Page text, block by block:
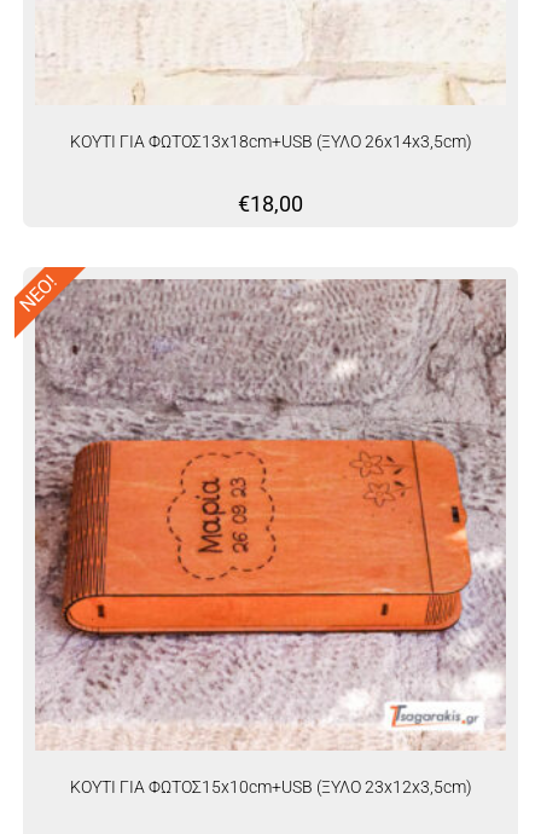
ΚΟΥΤΙ ΓΙΑ ΦΩΤΟΣ13x18cm+USB (ΞΥΛΟ 26x14x3,5cm)
€18,00
ΚΟΥΤΙ ΓΙΑ ΦΩΤΟΣ15x10cm+USB (ΞΥΛΟ 23x12x3,5cm)
ΝΕΟ!